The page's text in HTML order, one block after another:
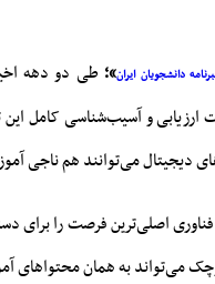
دانشجویان ایران»؛ طی دو دهه
و آسیب‌شناسی کامل این
دیجیتال می‌توانند هم ناجی
اصلی‌ترین فرصت را برای
می‌تواند به همان محتواهای